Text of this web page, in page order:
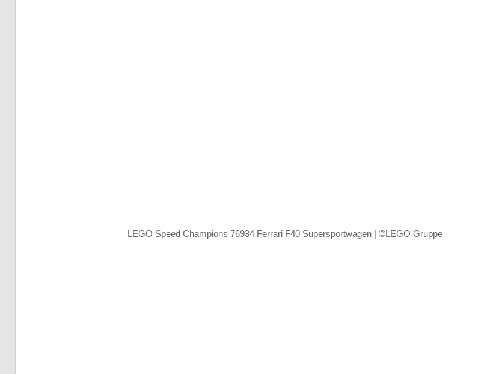
LEGO Speed Champions 76934 Ferrari F40 Supersportwagen | ©LEGO Gruppe